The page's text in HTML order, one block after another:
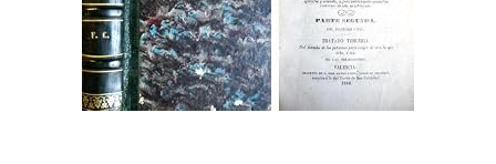
Start Selling
CLOSE